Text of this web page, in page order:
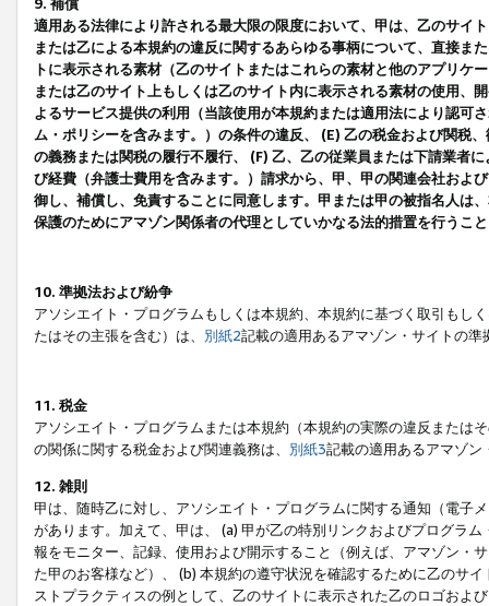
9. 補償
適用ある法律により許される最大限の限度において、甲は、乙のサイ
または乙による本規約の違反に関するあらゆる事柄について、直接ま
トに表示される素材（乙のサイトまたはこれらの素材と他のアプリ
または乙のサイト上もしくは乙のサイト内に表示される素材の使用、
よるサービス提供の利用（当該使用が本規約または適用法により認可
ム・ポリシーを含みます。）の条件の違反、 (E) 乙の税金および関税
の義務または関税の履行不履行、 (F) 乙、乙の従業員または下請業者
び経費（弁護士費用を含みます。）請求から、甲、甲の関連会社およ
御し、補償し、免責することに同意します。甲または甲の被指名人は
保護のためにアマゾン関係者の代理としていかなる法的措置を行うこ
10. 準拠法および紛争
アソシエイト・プログラムもしくは本規約、本規約に基づく取引もし
たはその主張を含む）は、 別紙2記載の適用あるアマゾン・サイトの
11. 税金
アソシエイト・プログラムまたは本規約（本規約の実際の違反または
の関係に関する税金および関連義務は、 別紙3記載の適用あるアマゾン
12. 雑則
甲は、随時乙に対し、アソシエイト・プログラムに関する通知（電子
があります。加えて、甲は、 (a) 甲が乙の特別リンクおよびプログラ
報をモニター、記録、使用および開示すること（例えば、アマゾン・
た甲のお客様など）、 (b) 本規約の遵守状況を確認するために乙のサ
ストプラクティスの例として、乙のサイトに表示された乙のロゴおよ